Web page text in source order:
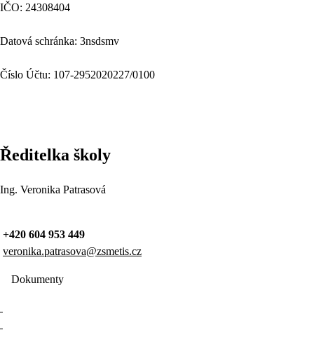
IČO: 24308404
Datová schránka: 3nsdsmv
Číslo Účtu: 107-2952020227/0100
Ředitelka školy
Ing. Veronika Patrasová
+420 604 953 449
veronika.patrasova@zsmetis.cz
Dokumenty